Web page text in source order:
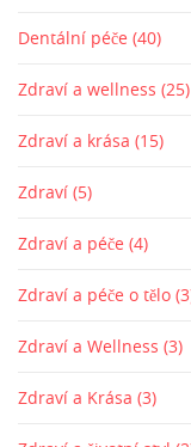
Dentální péče (40)
Zdraví a wellness (25)
Zdraví a krása (15)
Zdraví (5)
Zdraví a péče (4)
Zdraví a péče o tělo
Zdraví a Wellness (3)
Zdraví a Krása (3)